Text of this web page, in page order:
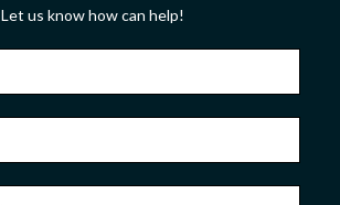
Let us know how can help!